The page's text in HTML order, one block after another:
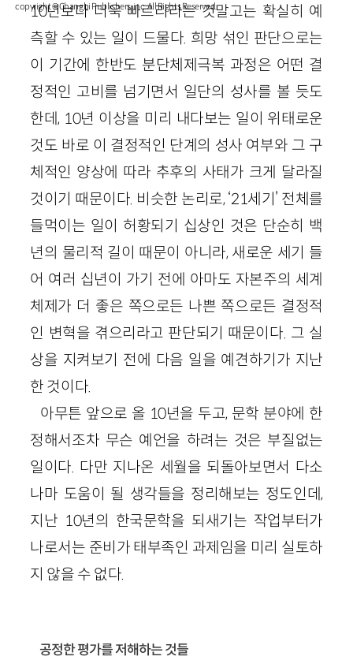
10년보다 더욱 빠르리라는 것말고는 확실히 예
측할 수 있는 일이 드물다. 희망 섞인 판단으로는
이 기간에 한반도 분단체제극복 과정은 어떤 결
정적인 고비를 넘기면서 일단의 성사를 볼 듯도
한데, 10년 이상을 미리 내다보는 일이 위태로운
것도 바로 이 결정적인 단계의 성사 여부와 그 구
체적인 양상에 따라 추후의 사태가 크게 달라질
것이기 때문이다. 비슷한 논리로, ‘21세기’ 전체를
들먹이는 일이 허황되기 십상인 것은 단순히 백
년의 물리적 길이 때문이 아니라, 새로운 세기 들
어 여러 십년이 가기 전에 아마도 자본주의 세계
체제가 더 좋은 쪽으로든 나쁜 쪽으로든 결정적
인 변혁을 겪으리라고 판단되기 때문이다. 그 실
상을 지켜보기 전에 다음 일을 예견하기가 지난
한 것이다.
아무튼 앞으로 올 10년을 두고, 문학 분야에 한
정해서조차 무슨 예언을 하려는 것은 부질없는
일이다. 다만 지나온 세월을 되돌아보면서 다소
나마 도움이 될 생각들을 정리해보는 정도인데,
지난 10년의 한국문학을 되새기는 작업부터가
나로서는 준비가 태부족인 과제임을 미리 실토하
지 않을 수 없다.
공정한 평가를 저해하는 것들
copyright © Changbi Publishers, inc. All Rights Reserved.